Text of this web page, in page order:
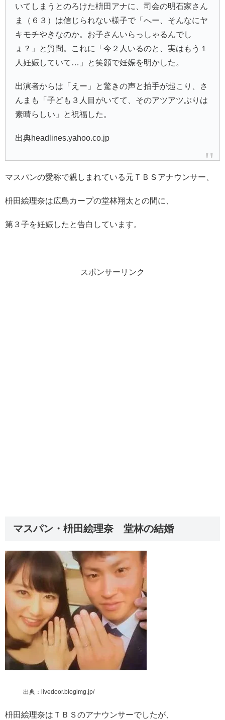
いてしまうとのろけた枡田アナに、司会の明石家さん
ま
（６３）は信じられない様子で「へー、そんなにヤ
キモチやきなのか。お子さんいらっしゃるんでし
ょ？」と質問。これに「今２人いるのと、実はもう１
人妊娠していて…」と笑顔で妊娠を明かした。
出演者からは「えー」と驚きの声と拍手が起こり、さ
んまも「子ども３人目がいてて、そのアツアツぶりは
素晴らしい」と祝福した。
出典headlines.yahoo.co.jp
マスパンの愛称で親しまれている元ＴＢＳアナウンサー、
枡田絵理奈は広島カープの堂林翔太との間に、
第３子を妊娠したと告白しています。
スポンサーリンク
マスパン・枡田絵理奈 堂林の結婚
出典：livedoor.blogimg.jp/
枡田絵理奈はＴＢＳのアナウンサーでしたが、